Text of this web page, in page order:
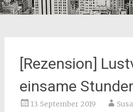
[Rezension]
einsame
13. September 2019